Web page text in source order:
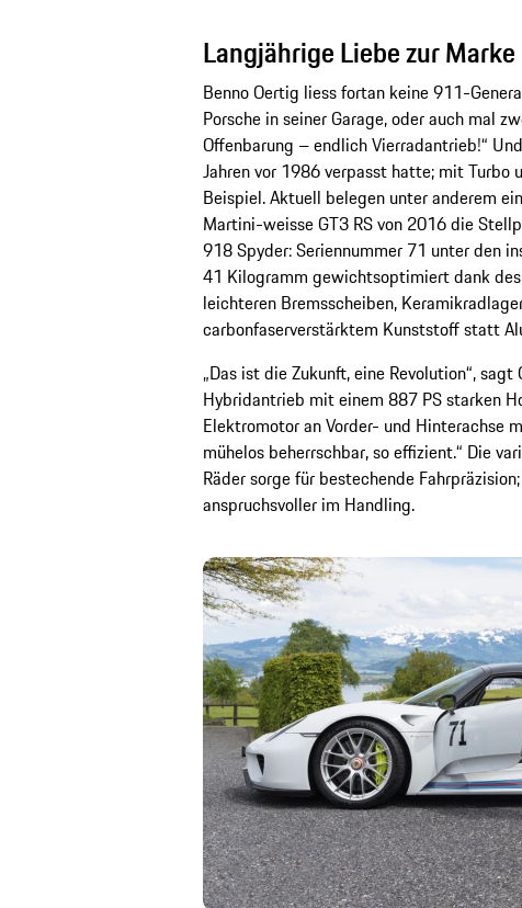
Langjährige Liebe zur Marke
Benno Oertig liess fortan keine 911-
Porsche in seiner Garage, oder auch mal
Offenbarung – endlich Vierradantrieb!“
Jahren vor 1986 verpasst hatte; mit Turbo
Beispiel. Aktuell belegen unter anderem
Martini-weisse GT3 RS von 2016 die
918 Spyder: Seriennummer 71 unter den
41 Kilogramm gewichtsoptimiert dank
leichteren Bremsscheiben,
carbonfaserverstärktem Kunststoff statt
„Das ist die Zukunft, eine Revolution“,
Hybridantrieb mit einem 887 PS starken
Elektromotor an Vorder- und Hinterachse
mühelos beherrschbar, so effizient.“ Die
Räder sorge für bestechende
anspruchsvoller im Handling.